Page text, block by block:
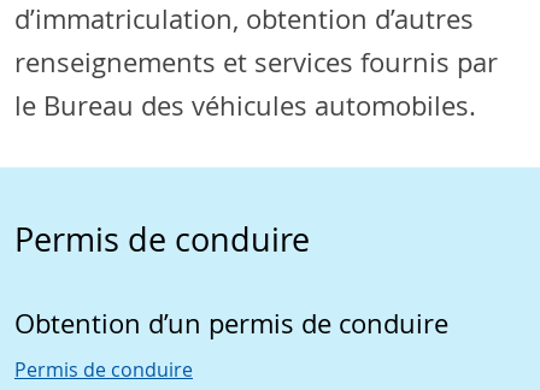
d’immatriculation, obtention d’autres
renseignements et services fournis par
le Bureau des véhicules automobiles.
Permis de conduire
Obtention d’un permis de conduire
Permis de conduire